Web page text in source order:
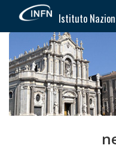
Istituto